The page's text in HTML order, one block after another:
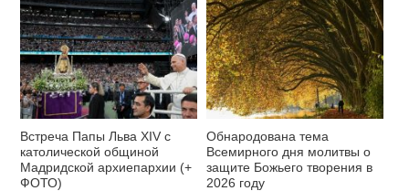
Встреча Папы Льва XIV с
католической общиной
Мадридской архиепархии (+
ФОТО)
Обнародована тема
Всемирного дня молитвы о
защите Божьего творения в
2026 году